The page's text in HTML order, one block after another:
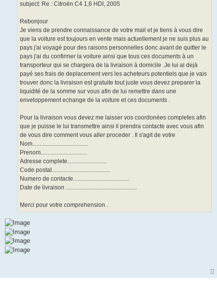
subject: Re : Citroën C4 1,6 HDI, 2005
Rebonjour
Je viens de prendre connaissance de votre mail et je tiens à vous dire
que la voiture est toujours en vente mais actuellement je ne suis plus au
pays j'ai voyagé pour des raisons personnelles donc avant de quitter le
pays j'ai du confirmer la voiture ainsi que tous ces documents à un
transporteur qui se chargera de la livraison à domicile .Je lui ai dejà
payé ses frais de deplacement vers les acheteurs potentiels que je vais
trouver donc la livraison est gratuite tout juste vous devez preparer la
liquidité de la somme sur vous afin de lui remettre dans une
enveloppement echange de la voiture et ces documents .
Pour la livraison vous devez me laisser vos coordonées completes afin
que je puisse le lui transmettre ainsi il prendra contacte avec vous afin
de vous dire comment vous aller proceder . Il s'agit de votre
Nom......................................
Prenom................................
Adresse complete...........................
Code postal........................................
Numero de contacte.......................................
Date de livraison .................................................
Merci pour votre comprehension .